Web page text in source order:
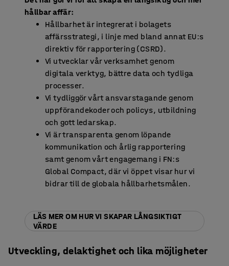
hållbar affär:
Hållbarhet är integrerat i bolagets
affärsstrategi, i linje med bland annat EU:s
direktiv för rapportering (CSRD).
Vi utvecklar vår verksamhet genom
digitala verktyg, bättre data och tydliga
processer.
Vi tydliggör vårt ansvarstagande genom
uppförandekoder och policys, utbildning
och gott ledarskap.
Vi är transparenta genom löpande
kommunikation och årlig rapportering
samt genom vårt engagemang i FN:s
Global Compact, där vi öppet visar hur vi
bidrar till de globala hållbarhetsmålen.
LÄS MER OM HUR VI SKAPAR LÅNGSIKTIGT
VÄRDE
Utveckling, delaktighet och lika möjligheter